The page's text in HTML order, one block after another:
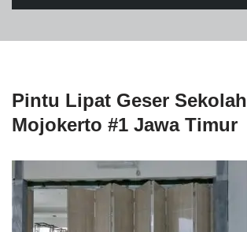
Pintu Lipat Geser Sekolah
Mojokerto #1 Jawa Timur